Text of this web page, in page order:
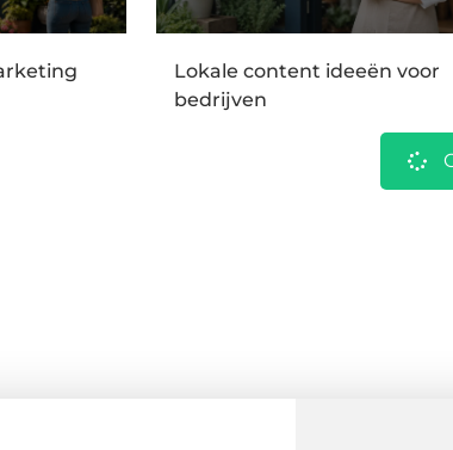
Lokale content ideeën voor
bedrijven